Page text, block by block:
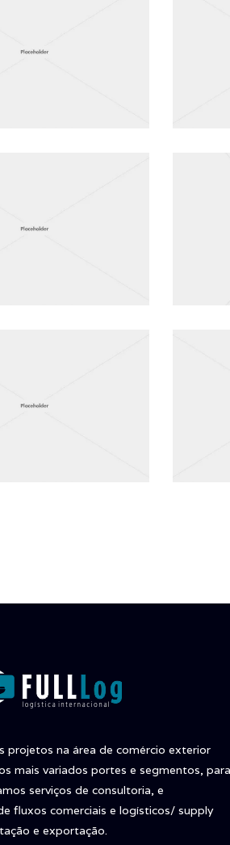
projetos na área de comércio exterior
mais variados portes e segmentos, para
serviços de consultoria, e
fluxos comerciais e logísticos/ supply
e exportação.